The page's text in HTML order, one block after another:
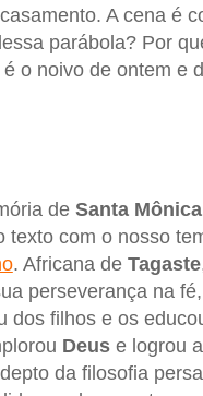
A cena é
parábola? Por
o noivo de ontem e
de Santa Mônica
texto com o nosso
. Africana de Tagaste
perseverança na
dos filhos e os
Deuse logrou
da filosofia